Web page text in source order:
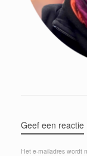
Geef een reactie
Het e-mailadres wordt